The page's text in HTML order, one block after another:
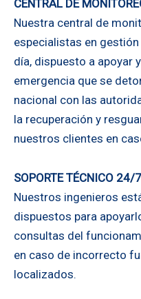
CENTRAL DE
Nuestra central de
especialistas en
día, dispuesto a apoyar
emergencia que se
nacional con las
la recuperación y
nuestros clientes en
SOPORTE TÉCNICO 24/7
Nuestros ingenieros
dispuestos para
consultas del
en caso de incorrecto
localizados.